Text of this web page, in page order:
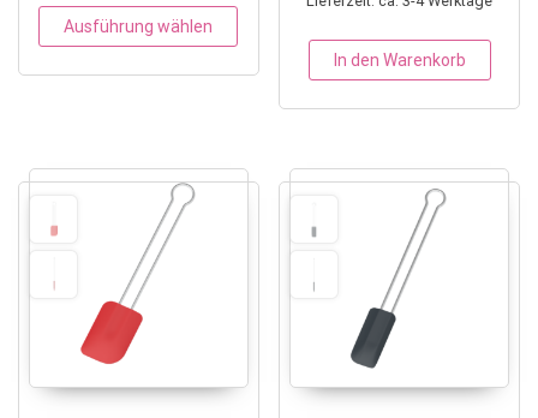
Ausführung wählen
Dieses Produkt weist mehrere
In den Warenkorb